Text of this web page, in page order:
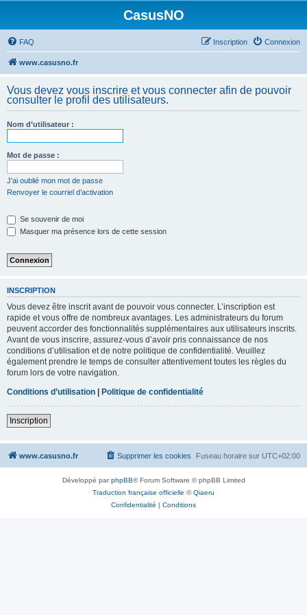
CasusNO
FAQ Connexion
Inscription
www.casusno.fr
Vous devez vous inscrire et vous connecter afin de pouvoir
consulter le profil des utilisateurs.
Nom d’utilisateur :
Mot de passe :
J’ai oublié mon mot de passe
Renvoyer le courriel d’activation
Se souvenir de moi
Masquer ma présence lors de cette session
INSCRIPTION
Vous devez être inscrit avant de pouvoir vous connecter. L’inscription est
rapide et vous offre de nombreux avantages. Les administrateurs du forum
peuvent accorder des fonctionnalités supplémentaires aux utilisateurs inscrits.
Avant de vous inscrire, assurez-vous d’avoir pris connaissance de nos
conditions d’utilisation et de notre politique de confidentialité. Veuillez
également prendre le temps de consulter attentivement toutes les règles du
forum lors de votre navigation.
Conditions d’utilisation | Politique de confidentialité
Inscription
www.casusno.fr Fuseau horaire sur UTC+02:00
Supprimer les cookies
Développé parphpBB® Forum Software © phpBB Limited
Traduction française officielle ©Qiaeru
Confidentialité | Conditions